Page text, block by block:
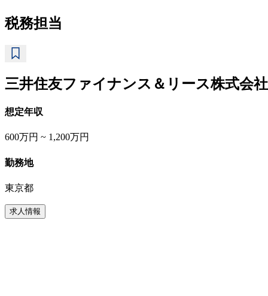
税務担当
三井住友ファイナンス＆リース株式会社
想定年収
600万円 ~ 1,200万円
勤務地
東京都
求人情報